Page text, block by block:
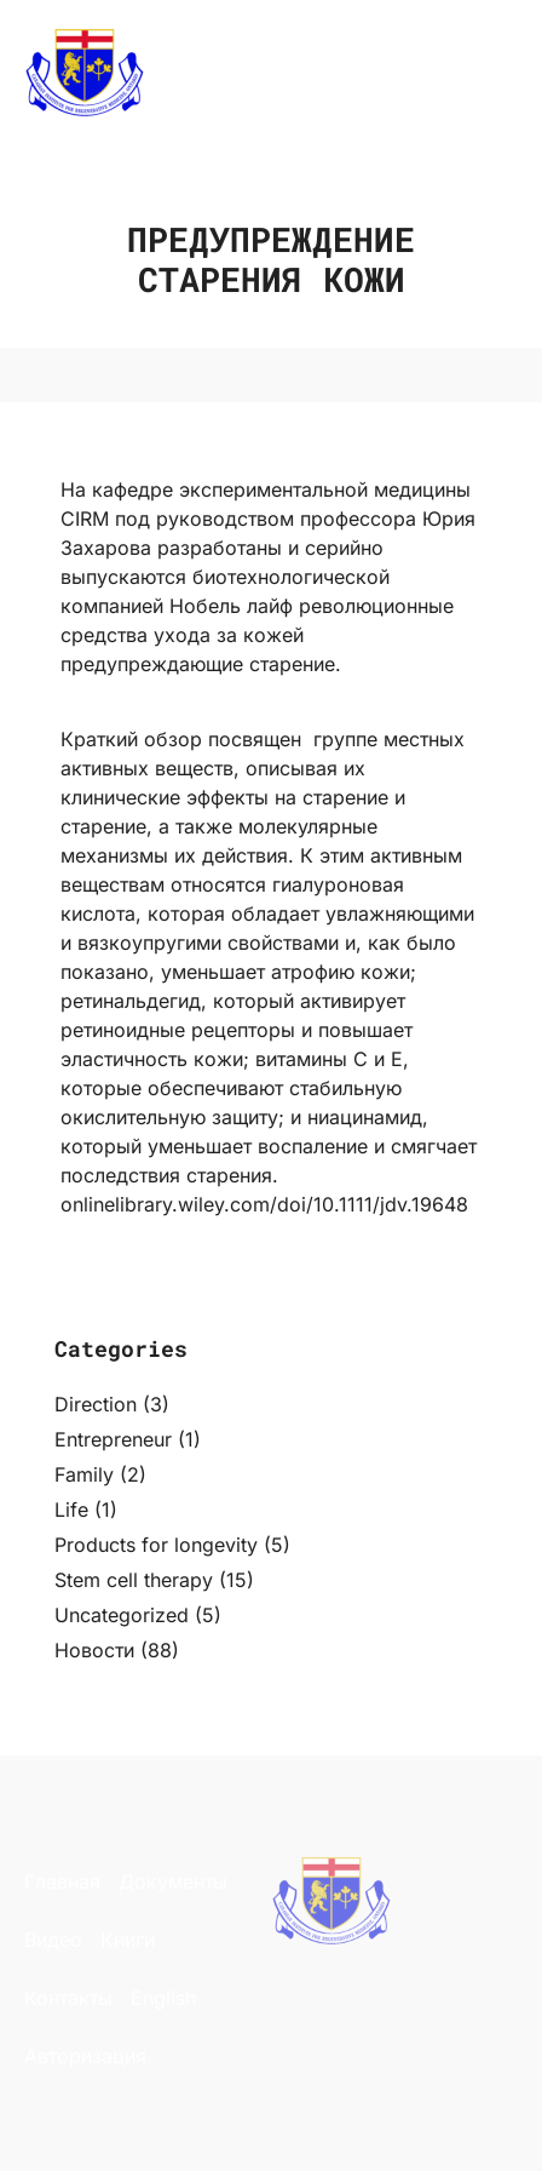
ПРЕДУПРЕЖДЕНИЕ
СТАРЕНИЯ КОЖИ
На кафедре экспериментальной медицины
CIRM под руководством профессора Юрия
Захарова разработаны и серийно
выпускаются биотехнологической
компанией Нобель лайф революционные
средства ухода за кожей
предупреждающие старение.
Краткий обзор посвящен группе местных
активных веществ, описывая их
клинические эффекты на старение и
старение, а также молекулярные
механизмы их действия. К этим активным
веществам относятся гиалуроновая
кислота, которая обладает увлажняющими
и вязкоупругими свойствами и, как было
показано, уменьшает атрофию кожи;
ретинальдегид, который активирует
ретиноидные рецепторы и повышает
эластичность кожи; витамины С и Е,
которые обеспечивают стабильную
окислительную защиту; и ниацинамид,
который уменьшает воспаление и смягчает
последствия старения.
onlinelibrary.wiley.com/doi/10.1111/jdv.19648
Categories
Direction (3)
Entrepreneur (1)
Family (2)
Life (1)
Products for longevity (5)
Stem cell therapy (15)
Uncategorized (5)
Новости (88)